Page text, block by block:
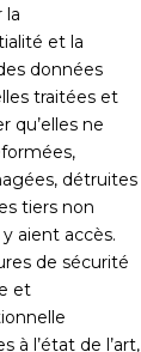
la
et la
données
traitées et
qu’elles ne
détruites
tiers non
aient accès.
de sécurité
et
à l’état de l’art,